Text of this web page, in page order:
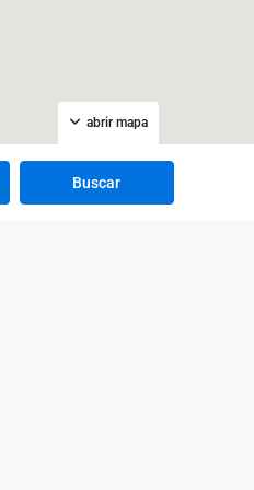
abrir mapa